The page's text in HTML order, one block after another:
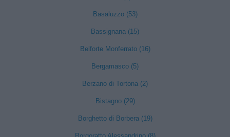
Basaluzzo (53)
Bassignana (15)
Belforte Monferrato (16)
Bergamasco (5)
Berzano di Tortona (2)
Bistagno (29)
Borghetto di Borbera (19)